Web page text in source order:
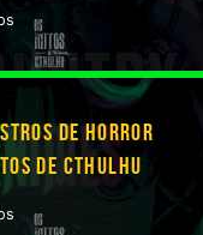
DE HORROR
DE CTHULHU